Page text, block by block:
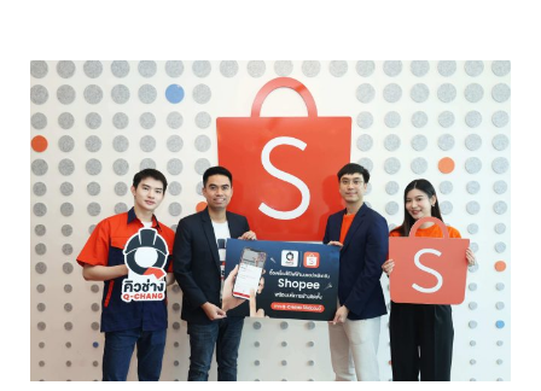
Q-
CHANG
X
Shopee ฟีเจอร์
ใหม่!
ช้อป
เครื่อง
ใช้
ไฟฟ้า
พร้อม
ติด